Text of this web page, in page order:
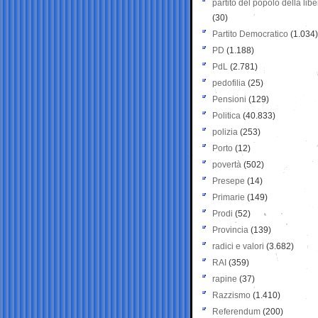
partito del popolo della
(30)
Partito Democratico (1.034)
PD (1.188)
PdL (2.781)
pedofilia (25)
Pensioni (129)
Politica (40.833)
polizia (253)
Porto (12)
povertà (502)
Presepe (14)
Primarie (149)
Prodi (52)
Provincia (139)
radici e valori (3.682)
RAI (359)
rapine (37)
Razzismo (1.410)
Referendum (200)